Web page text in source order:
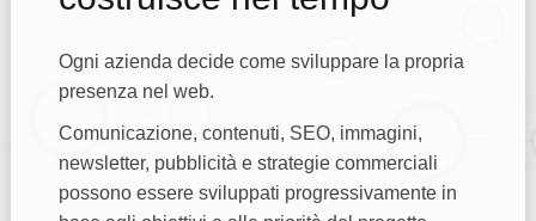
Ogni azienda decide come sviluppare la propria
presenza nel web.
Comunicazione, contenuti, SEO, immagini,
newsletter, pubblicità e strategie commerciali
possono essere sviluppati progressivamente in